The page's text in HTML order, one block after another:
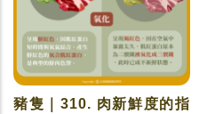
豬隻｜310. 肉新鮮度的指